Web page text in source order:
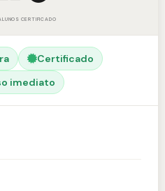
CERTIFICADO
Certificado
imediato